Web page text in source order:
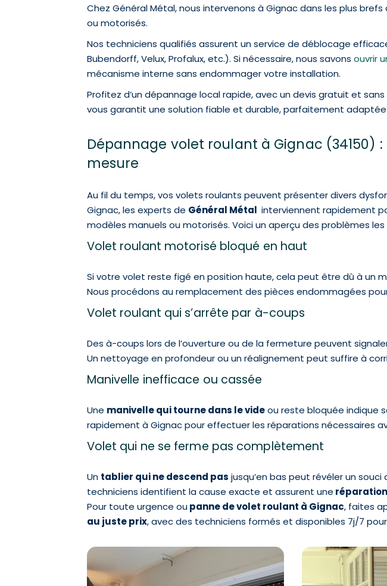
Chez Général Métal, nous intervenons à Gignac dans les plus
ou motorisés.
Nos techniciens qualifiés assurent un service de déblocage
Bubendorff, Velux, Profalux, etc.). Si nécessaire, nous savons ouvrir
mécanisme interne sans endommager votre installation.
Profitez d’un dépannage local rapide, avec un devis gratuit et
vous garantit une solution fiable et durable, parfaitement
Dépannage volet roulant à Gignac (34150)
mesure
Au fil du temps, vos volets roulants peuvent présenter divers
Gignac, les experts de Général Métal interviennent rapidement
modèles manuels ou motorisés. Voici un aperçu des problèmes
Volet roulant motorisé bloqué en haut
Si votre volet reste figé en position haute, cela peut être dû à un
Nous procédons au remplacement des pièces endommagées
Volet roulant qui s’arrête par à-coups
Des à-coups lors de l’ouverture ou de la fermeture peuvent
Un nettoyage en profondeur ou un réalignement peut suffire à
Manivelle inefficace ou cassée
Une manivelle qui tourne dans le videou reste bloquée indique
rapidement à Gignac pour effectuer les réparations nécessaires
Volet qui ne se ferme pas complètement
Un tablier qui ne descend pas jusqu’en bas peut révéler un
techniciens identifient la cause exacte et assurent une
Pour toute urgence oupanne de volet roulant à Gignac, faites
au juste prix, avec des techniciens formés et disponibles 7j/7